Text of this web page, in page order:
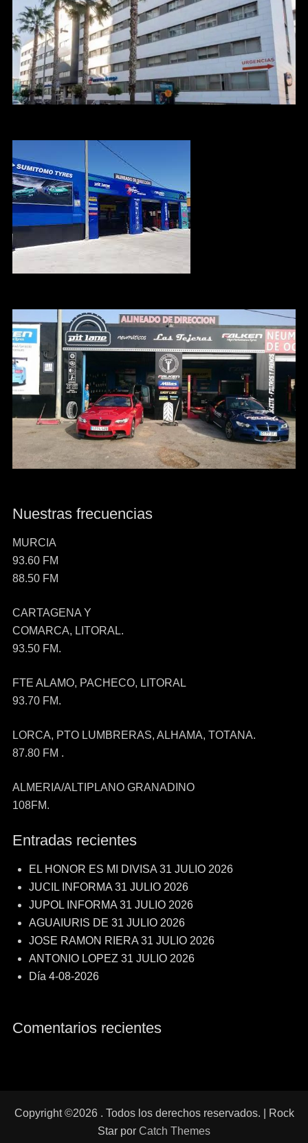
Nuestras frecuencias
MURCIA
93.60 FM
88.50 FM
CARTAGENA Y
COMARCA, LITORAL.
93.50 FM.
FTE ALAMO, PACHECO, LITORAL
93.70 FM.
LORCA, PTO LUMBRERAS, ALHAMA, TOTANA.
87.80 FM .
ALMERIA/ALTIPLANO GRANADINO
108FM.
Entradas recientes
EL HONOR ES MI DIVISA 31 JULIO 2026
JUCIL INFORMA 31 JULIO 2026
JUPOL INFORMA 31 JULIO 2026
AGUAIURIS DE 31 JULIO 2026
JOSE RAMON RIERA 31 JULIO 2026
ANTONIO LOPEZ 31 JULIO 2026
Día 4-08-2026
Comentarios recientes
Copyright ©2026 . Todos los derechos reservados. | Rock
Star por Catch Themes